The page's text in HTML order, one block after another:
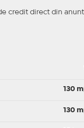
credit direct din
130
130